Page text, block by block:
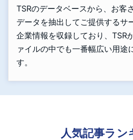
TSRのデータベースから、お客
データを抽出してご提供するサ
企業情報を収録しており、TSR
ァイルの中でも一番幅広い用途
す。
人気記事ラン